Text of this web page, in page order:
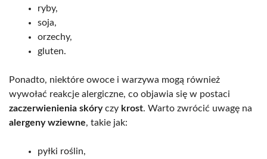
ryby,
soja,
orzechy,
gluten.
Ponadto, niektóre owoce i warzywa mogą również
wywołać reakcje alergiczne, co objawia się w postaci
zaczerwienienia skóryczy krost. Warto zwrócić uwagę na
alergeny wziewne, takie jak:
pyłki roślin,